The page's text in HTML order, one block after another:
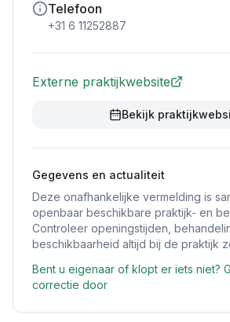
Telefoon
+31 6 11252887
Externe praktijkwebsite
Bekijk
Gegevens en actualiteit
Deze onafhankelijke vermelding is
openbaar beschikbare praktijk- en
Controleer openingstijden,
beschikbaarheid altijd bij de praktijk
Bent u eigenaar of klopt er iets niet?
correctie door